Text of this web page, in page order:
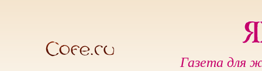
Газета для